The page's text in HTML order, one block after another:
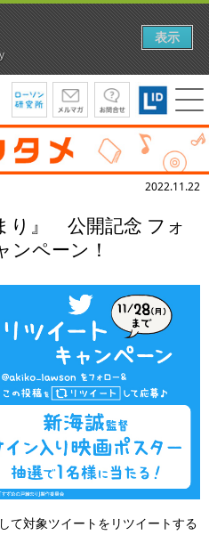
2022.11.22
り』 公開記念 フォ
ンペーン！
て対象ツイートをリツイートする
表示